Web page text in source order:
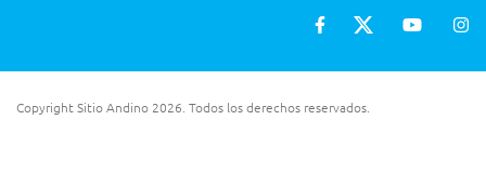
Copyright Sitio Andino 2026. Todos los derechos reservados.